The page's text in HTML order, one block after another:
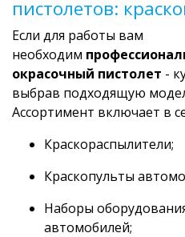
пистолетов:
Если для работы вам
необходим
окрасочный пистолет -
выбрав подходящую
Ассортимент включает в
Краскораспылители;
Краскопульты
Наборы
автомобилей;